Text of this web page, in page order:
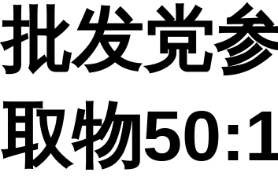
批发党
取物